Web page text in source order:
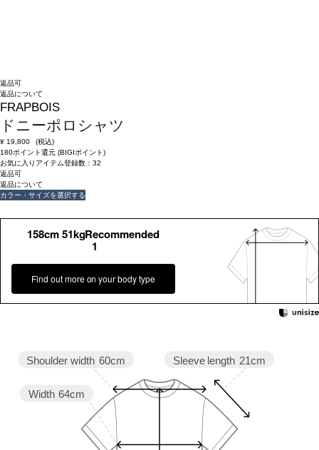
返品可
返品について
FRAPBOIS
ドニーポロシャツ
¥ 19,800
(税込)
180ポイント還元 (BIGIポイント)
お気に入りアイテム登録数： 32
返品可
返品について
カラー・サイズを選択する
158cm 51kgRecommended
1
Find out more on your body type
Sleeve length 21cm
Width 64cm
Shoulder width 60cm